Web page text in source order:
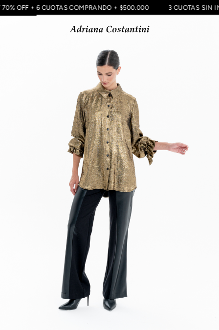
70% OFF + 6 CUOTAS COMPRANDO + $500.000 3 CUOTAS SIN